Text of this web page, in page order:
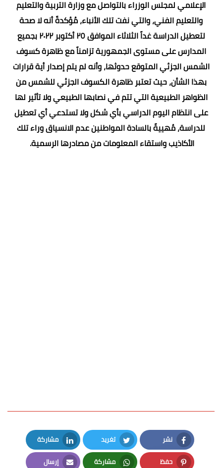
الإعلامي لمجلس الوزراء بالتواصل مع وزارة التربية والتعليم
والتعليم الفني، والتي نفت تلك الأنباء، مُؤكدةً أنه لا صحة
لتعطيل الدراسة غداً الثلاثاء الموافق ٢٥ أكتوبر ٢٠٢٢ بجميع
المدارس على مستوى الجمهورية تزامناً مع ظاهرة كسوف
الشمس الجزئي المتوقع حدوثها، وأنه لم يتم إصدار أية قرارات
بهذا الشأن، حيث تعتبر ظاهرة الكسوف الجزئي للشمس من
الظواهر الطبيعية التي تتم في نصابها الطبيعي ولا تأثير لها
على انتظام اليوم الدراسي بأي شكل ولا تستدعي أي تعطيل
للدراسة، مُهييةً بالسادة المواطنين عدم الانسياق وراء تلك
الأكاذيب واستقاء المعلومات من مصادرها الرسمية.
نشر
Facebook
تغريد
Twitter
مشاركة
LinkedIn
حفظ مشاركة إرسال